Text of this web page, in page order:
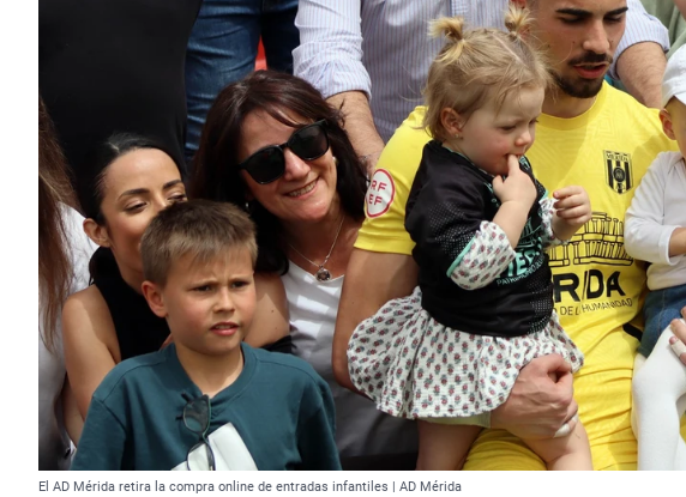
El AD Mérida retira la compra online de entradas infantiles | AD Mérida